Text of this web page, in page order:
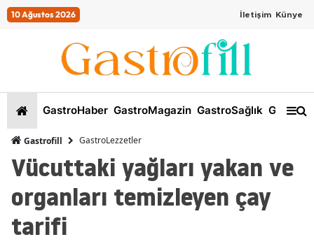
10 Ağustos 2026 İletişim Künye
GastroHaber GastroMagazin GastroSağlık
Gastrofill GastroLezzetler
Vücuttaki yağları yakan ve
organları temizleyen çay
tarifi